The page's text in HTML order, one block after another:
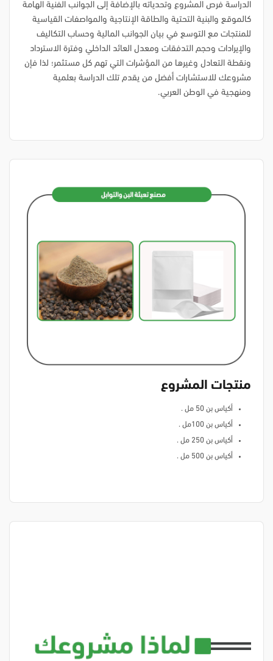
الدراسة فرص المشروع وتحدياته بالإضافة إلى الجوانب الفنية الهامة
كالموقع والبنية التحتية والطاقة الإنتاجية والمواصفات القياسية
للمنتجات مع التوسع في بيان الجوانب المالية وحساب التكاليف
والإيرادات وحجم التدفقات ومعدل العائد الداخلي وفترة الاسترداد
ونقطة التعادل وغيرها من المؤشرات التي تهم كل مستثمر؛ لذا فإن
مشروعك للاستشارات أفضل من يقدم تلك الدراسة بعلمية
ومنهجية في الوطن العربي.
منتجات المشروع
أكياس بن 50 مل .
أكياس بن 100مل .
أكياس بن 250 مل .
أكياس بن 500 مل .